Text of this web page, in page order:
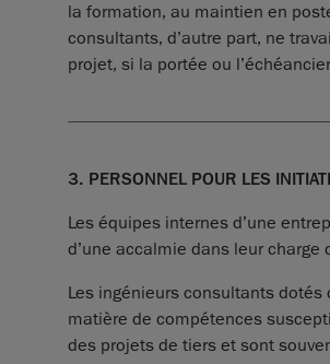
la formation, au maintien en
consultants, d’autre part, ne
projet, si la portée ou
3. PERSONNEL POUR LES
Les équipes internes d’une
d’une accalmie dans leur
Les ingénieurs consultants
matière de compétences
des projets de tiers et sont